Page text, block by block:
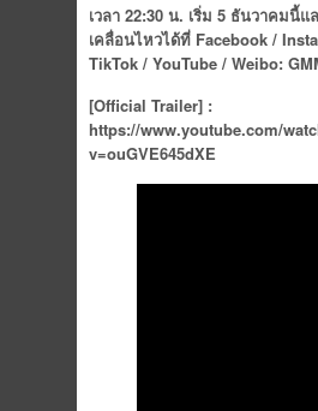
เวลา 22:30 น. เริ่ม 5 ธันวาคมนี้แ
เคลื่อนไหวได้ที่ Facebook /
TikTok / YouTube / Weibo:
[Official Trailer] :
https://www.youtube.com/
v=ouGVE645dXE